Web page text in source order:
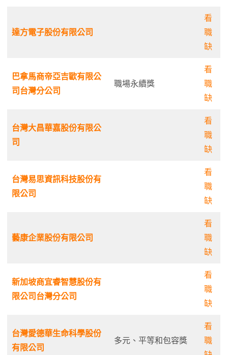
達方電子股份有限公司
看
職
缺
巴拿馬商帝亞吉歐有限公
司台灣分公司
職場永續獎
看
職
缺
台灣大昌華嘉股份有限公
司
看
職
缺
台灣易思資訊科技股份有
限公司
看
職
缺
藝康企業股份有限公司
看
職
缺
新加坡商宜睿智慧股份有
限公司台灣分公司
看
職
缺
台灣愛德華生命科學股份
有限公司
多元、平等和包容獎
看
職